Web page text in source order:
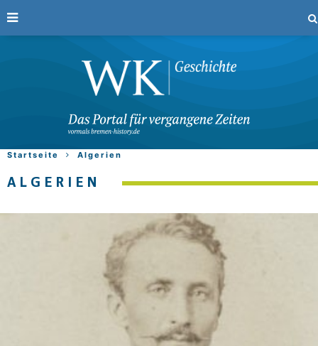
Startseite Algerien
ALGERIEN